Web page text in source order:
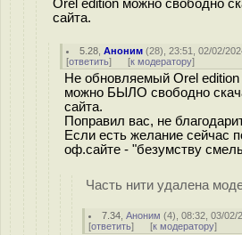
Orel edition можно свободно
сайта.
5.28 ,Аноним (28), 23:51, 02/02/
[ответить] [к модератору]
Не обновляемый Orel
можно БЫЛО свободно
сайта.
Поправил вас, не
Если есть желание сейчас
оф.сайте - "безумству
Часть нити удалена
7.34 ,Аноним (4), 08:32, 03/02/
[ответить] [к модератору]